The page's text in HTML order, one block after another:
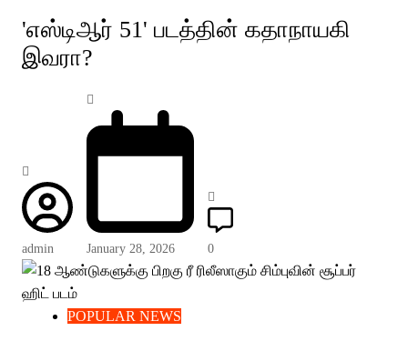
'எஸ்டிஆர் 51' படத்தின் கதாநாயகி
இவரா?
admin January 28, 2026 0
POPULAR NEWS